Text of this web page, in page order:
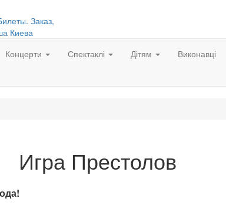
Концерти Спектаклі Дітям Виконавці
Игра Престолов